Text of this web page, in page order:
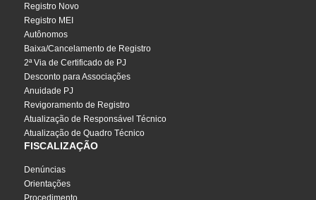
Registro Novo
Registro MEI
Autônomos
Baixa/Cancelamento de Registro
2ª Via de Certificado de PJ
Desconto para Associações
Anuidade PJ
Revigoramento de Registro
Atualização de Responsável Técnico
Atualização de Quadro Técnico
FISCALIZAÇÃO
Denúncias
Orientações
Procedimento